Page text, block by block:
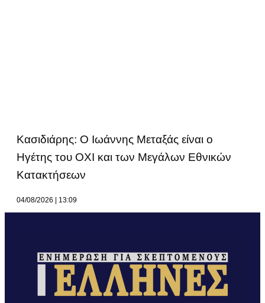
Κασιδιάρης: Ο Ιωάννης Μεταξάς είναι ο
Ηγέτης του ΟΧΙ και των Μεγάλων Εθνικών
Κατακτήσεων
04/08/2026 13:09